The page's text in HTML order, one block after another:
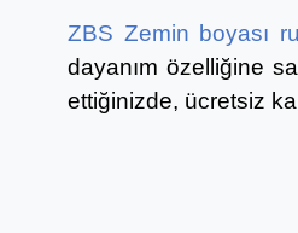
ZBS Zemin boyası
dayanım özelliğine
ettiğinizde, ücretsiz